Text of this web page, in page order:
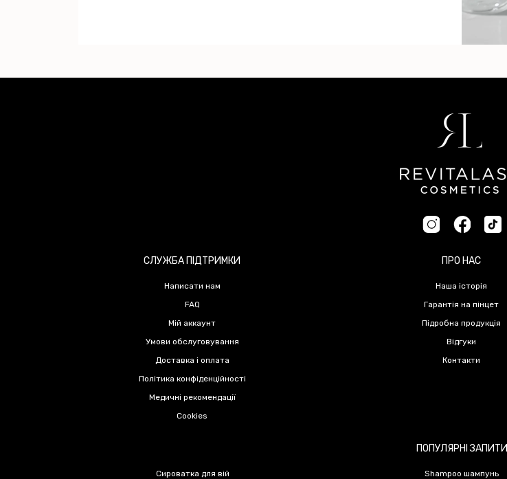
СЛУЖБА ПІДТРИМКИ
Написати нам
FAQ
Мій аккаунт
Умови обслуговування
Доставка і оплата
Політика конфіденційності
Медичні рекомендації
Cookies
ПРО НАС
Наша історія
Гарантія на пінцет
Підробна продукція
Відгуки
Контакти
ПОПУЛЯРНІ ЗАПИТИ
Сироватка для вій Shampoo шампунь